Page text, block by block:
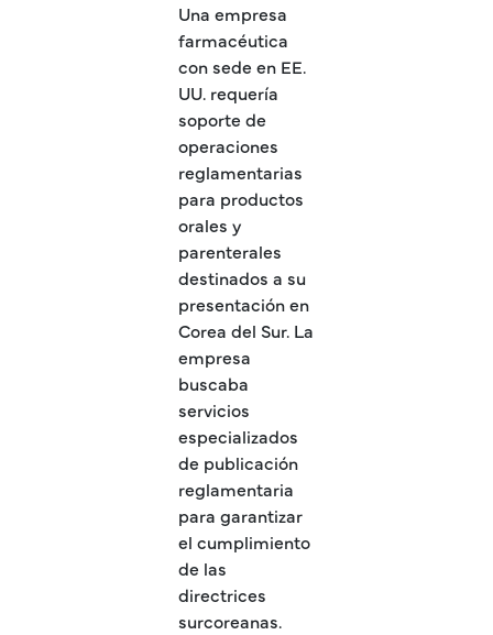
Una empresa
farmacéutica
con sede en EE.
UU. requería
soporte de
operaciones
reglamentarias
para productos
orales y
parenterales
destinados a su
presentación en
Corea del Sur. La
empresa
buscaba
servicios
especializados
de publicación
reglamentaria
para garantizar
el cumplimiento
de las
directrices
surcoreanas.